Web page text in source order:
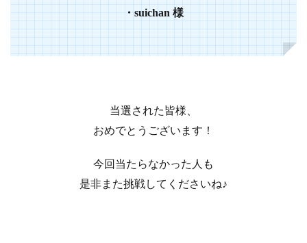
・suichan 様
当選された皆様、
おめでとうございます！
今回当たらなかった人も
是非また挑戦してくださいね♪